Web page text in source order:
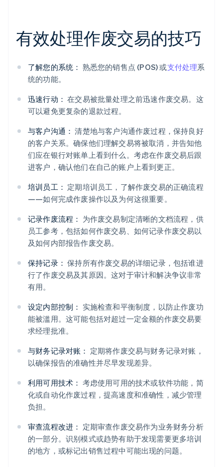
有效处理作废交易的技巧
了解您的系统： 熟悉您的销售点 (POS) 或支付处理系
统的功能。
迅速行动： 在交易被批量处理之前迅速作废交易。这
可以避免更复杂的退款过程。
与客户沟通： 清楚地与客户沟通作废过程，保持良好
的客户关系。确保他们理解交易将被取消，并告知他
们应在银行对账单上看到什么。考虑在作废交易后跟
进客户，确认他们在自己的账户上看到更正。
培训员工： 定期培训员工，了解作废交易的正确流程
——如何完成作废操作以及为何这很重要。
记录作废流程： 为作废交易制定清晰的文档流程，供
员工参考，包括如何作废交易、如何记录作废交易以
及如何内部报告作废交易。
保持记录： 保持所有作废交易的详细记录，包括谁进
行了作废交易及其原因。这对于审计和解决争议非常
有用。
设定内部控制： 实施检查和平衡制度，以防止作废功
能被滥用。这可能包括对超过一定金额的作废交易要
求经理批准。
与财务记录对账： 定期将作废交易与财务记录对账，
以确保报告的准确性并尽早发现差异。
利用可用技术： 考虑使用可用的技术或软件功能，简
化或自动化作废过程，提高速度和准确性，减少管理
负担。
审查流程改进： 定期审查作废交易作为业务财务分析
的一部分。识别模式或趋势有助于发现需要更多培训
的地方，或标记出销售过程中可能出现的问题。